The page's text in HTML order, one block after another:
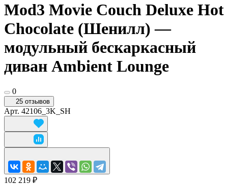
Mod3 Movie Couch Deluxe Hot
Chocolate (Шенилл) —
модульный бескаркасный
диван Ambient Lounge
0
25 отзывов
Арт. 42106_3K_SH
102 219 ₽